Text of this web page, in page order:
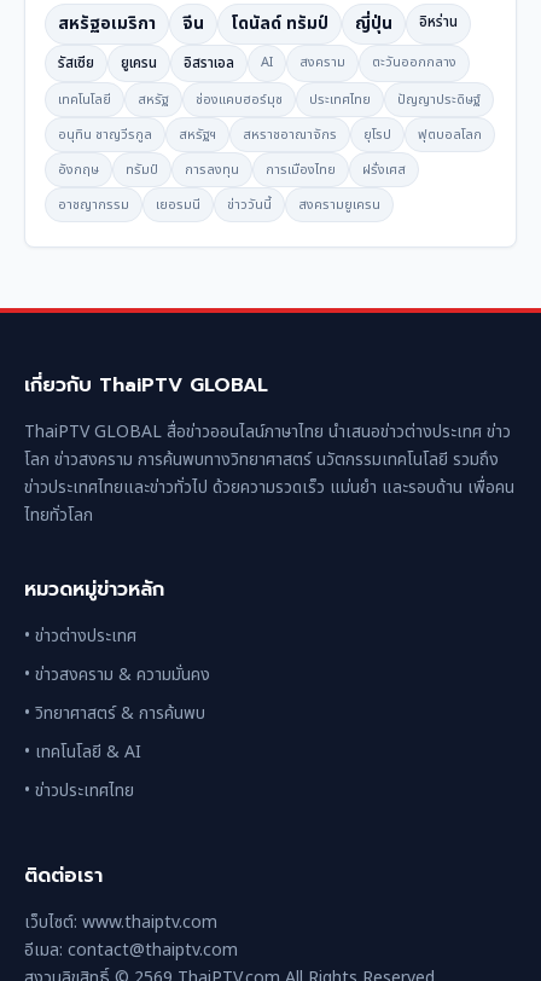
สหรัฐอเมริกา จีน โดนัลด์ ทรัมป์ ญี่ปุ่น
อิหร่าน
รัสเซีย
ยูเครน อิสราเอล AI สงคราม
ตะวันออกกลาง
เทคโนโลยี
สหรัฐ ช่องแคบฮอร์มุซ ประเทศไทย
ปัญญาประดิษฐ์
อนุทิน ชาญวีรกูล
สหรัฐฯ สหราชอาณาจักร ยุโรป
ฟุตบอลโลก
อังกฤษ
ทรัมป์ การลงทุน การเมืองไทย
ฝรั่งเศส
อาชญากรรม
เยอรมนี ข่าววันนี้ สงครามยูเครน
เกี่ยวกับ ThaiPTV GLOBAL
ThaiPTV GLOBAL สื่อข่าวออนไลน์ภาษาไทย นำเสนอข่าวต่างประเทศ ข่าว
โลก ข่าวสงคราม การค้นพบทางวิทยาศาสตร์ นวัตกรรมเทคโนโลยี รวมถึง
ข่าวประเทศไทยและข่าวทั่วไป ด้วยความรวดเร็ว แม่นยำ และรอบด้าน เพื่อคน
ไทยทั่วโลก
หมวดหมู่ข่าวหลัก
• ข่าวต่างประเทศ
• ข่าวสงคราม & ความมั่นคง
• วิทยาศาสตร์ & การค้นพบ
• เทคโนโลยี & AI
• ข่าวประเทศไทย
ติดต่อเรา
เว็บไซต์: www.thaiptv.com
อีเมล: contact@thaiptv.com